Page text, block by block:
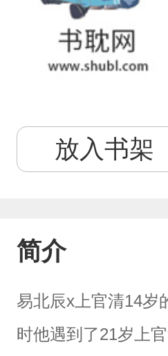
放入书架
简介
易北辰x上官清14岁
时他遇到了21岁上